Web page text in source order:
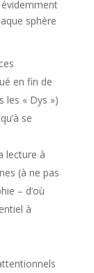
sphère
en fin de
les « Dys »)
se
lecture à
(à ne pas
– d’où
à